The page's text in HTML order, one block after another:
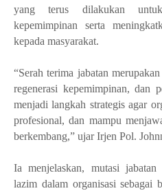
yang terus dilakukan untuk
kepemimpinan serta
kepada masyarakat.
“Serah terima jabatan
regenerasi kepemimpinan, dan
menjadi langkah strategis agar
profesional, dan mampu
berkembang,” ujar Irjen Pol.
Ia menjelaskan, mutasi jabatan
lazim dalam organisasi sebagai